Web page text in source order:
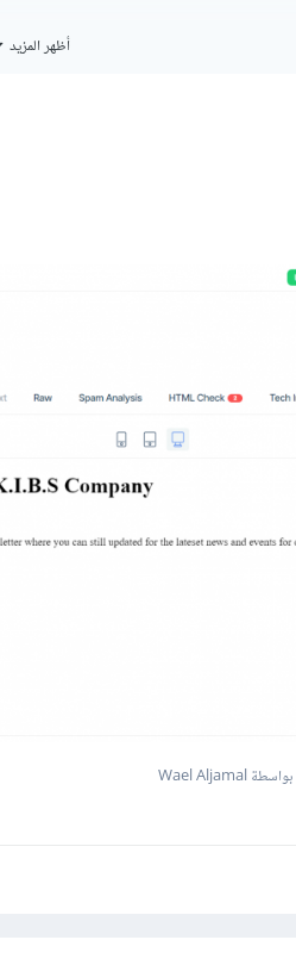
('message', 'mail have
أظهر المزيد
بواسطة Wael Aljamal